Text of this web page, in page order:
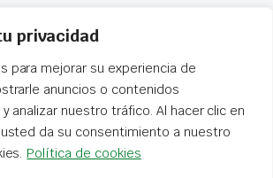
privacidad
para mejorar su experiencia de
anuncios o contenidos
analizar nuestro tráfico. Al hacer clic en
da su consentimiento a nuestro
Política de cookies
tu recambio en 24-72 horas
2026 ©Condiciones generales·Declaración de